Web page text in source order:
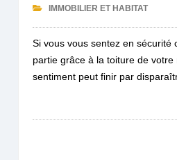
IMMOBILIER ET HABITAT
Si vous vous sentez en sécurité
partie grâce à la toiture de votre
sentiment peut finir par